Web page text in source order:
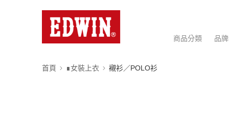
商品分類 品
首頁 ∎女裝上衣 襯衫／POLO衫